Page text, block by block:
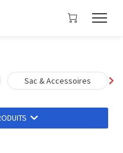
Sac & Accessoires